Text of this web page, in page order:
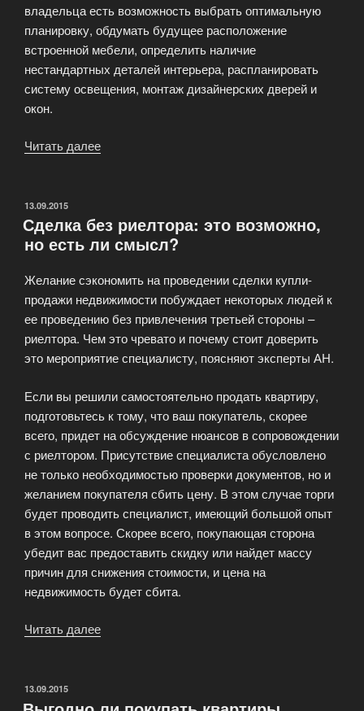
владельца есть возможность выбрать оптимальную
планировку, обдумать будущее расположение
встроенной мебели, определить наличие
нестандартных деталей интерьера, распланировать
систему освещения, монтаж дизайнерских дверей и
окон.
Читать далее
новостройках»
ОПУБЛИКОВАНО
13.09.2015
Сделка без риелтора: это возможно,
но есть ли смысл?
Желание сэкономить на проведении сделки купли-
продажи недвижимости побуждает некоторых людей к
ее проведению без привлечения третьей стороны –
риелтора. Чем это чревато и почему стоит доверить
это мероприятие специалисту, поясняют эксперты АН.
Если вы решили самостоятельно продать квартиру,
подготовьтесь к тому, что ваш покупатель, скорее
всего, придет на обсуждение нюансов в сопровождении
с риелтором. Присутствие специалиста обусловлено
не только необходимостью проверки документов, но и
желанием покупателя сбить цену. В этом случае торги
будет проводить специалист, имеющий большой опыт
в этом вопросе. Скорее всего, покупающая сторона
убедит вас предоставить скидку или найдет массу
причин для снижения стоимости, и цена на
недвижимость будет сбита.
Читать далее
возможно,
ОПУБЛИКОВАНО
13.09.2015